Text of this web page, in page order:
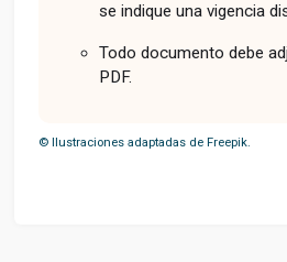
se indique una vigencia
Todo documento debe
PDF.
© Ilustraciones adaptadas de Freepik.